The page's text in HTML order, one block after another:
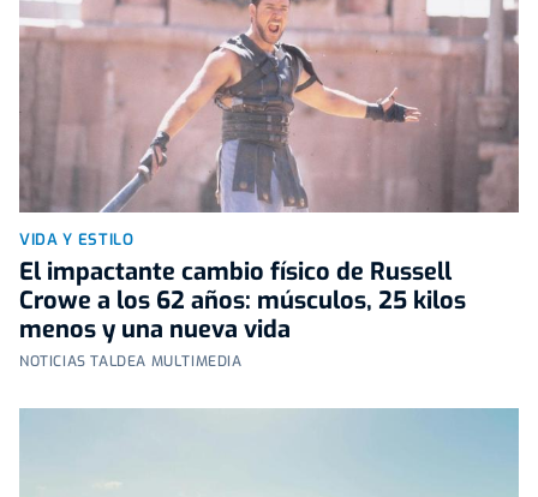
VIDA Y ESTILO
El impactante cambio físico de Russell
Crowe a los 62 años: músculos, 25 kilos
menos y una nueva vida
NOTICIAS TALDEA MULTIMEDIA